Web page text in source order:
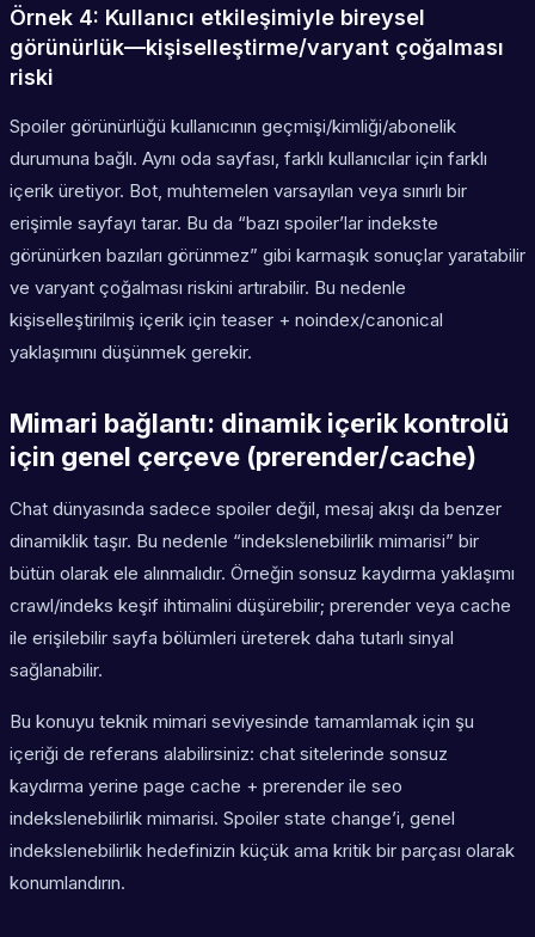
Örnek 4: Kullanıcı etkileşimiyle bireysel
görünürlük—kişiselleştirme/varyant çoğalması
riski
Spoiler görünürlüğü kullanıcının geçmişi/kimliği/abonelik
durumuna bağlı. Aynı oda sayfası, farklı kullanıcılar için farklı
içerik üretiyor. Bot, muhtemelen varsayılan veya sınırlı bir
erişimle sayfayı tarar. Bu da “bazı spoiler’lar indekste
görünürken bazıları görünmez” gibi karmaşık sonuçlar yaratabilir
ve varyant çoğalması riskini artırabilir. Bu nedenle
kişiselleştirilmiş içerik için teaser + noindex/canonical
yaklaşımını düşünmek gerekir.
Mimari bağlantı: dinamik içerik kontrolü
için genel çerçeve (prerender/cache)
Chat dünyasında sadece spoiler değil, mesaj akışı da benzer
dinamiklik taşır. Bu nedenle “indekslenebilirlik mimarisi” bir
bütün olarak ele alınmalıdır. Örneğin sonsuz kaydırma yaklaşımı
crawl/indeks keşif ihtimalini düşürebilir; prerender veya cache
ile erişilebilir sayfa bölümleri üreterek daha tutarlı sinyal
sağlanabilir.
Bu konuyu teknik mimari seviyesinde tamamlamak için şu
içeriği de referans alabilirsiniz: chat sitelerinde sonsuz
kaydırma yerine page cache + prerender ile seo
indekslenebilirlik mimarisi. Spoiler state change’i, genel
indekslenebilirlik hedefinizin küçük ama kritik bir parçası olarak
konumlandırın.